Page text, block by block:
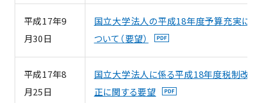
平成17年9
月30日
国立大学法人の平成18年度予算充実に
ついて（要望）
平成17年8
月25日
国立大学法人に係る平成18年度税制改
正に関する要望